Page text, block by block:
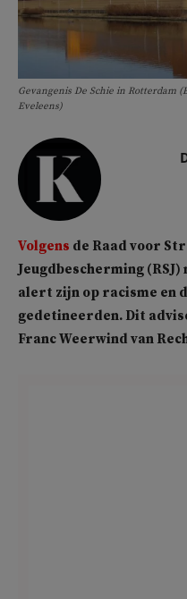
Gevangenis De Schie in Rotterdam
Eveleens)
Volgens de Raad voor
Jeugdbescherming
alert zijn op racisme en
gedetineerden. Dit
Franc Weerwind van